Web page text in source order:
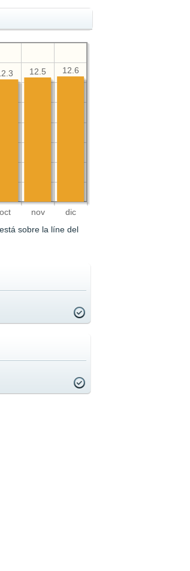
oct nov dic
12.6
12.5
sobre la líne del